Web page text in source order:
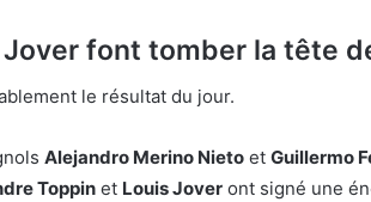
font tomber la tête
le résultat du jour.
Alejandro Merino Nieto et Guillermo
Toppin et Louis Jover ont signé une